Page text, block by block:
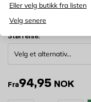
Eller velg butikk fra listen
Velg senere
Angipostnummer
Størrelse:
Fra94,95 NOK